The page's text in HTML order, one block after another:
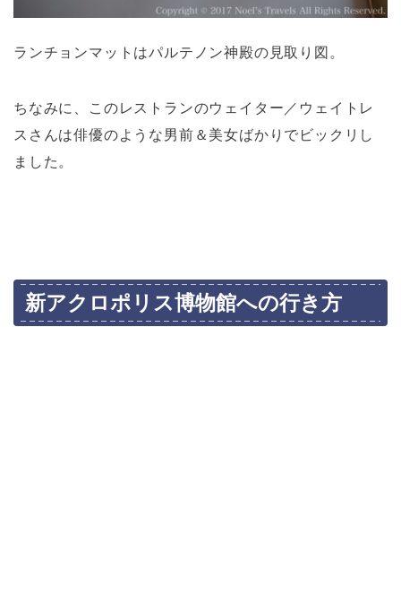
ランチョンマットはパルテノン神殿の見取り図。
ちなみに、このレストランのウェイター／ウェイトレ
スさんは俳優のような男前＆美女ばかりでビックリし
ました。
新アクロポリス博物館への行き方